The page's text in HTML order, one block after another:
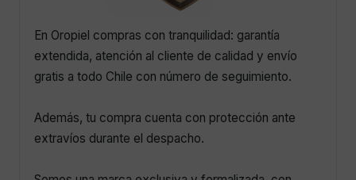
En Oropiel compras con tranquilidad: garantía
extendida, atención al cliente de calidad y envío
gratis a todo Chile con número de seguimiento.
Además, tu compra cuenta con protección ante
extravíos durante el despacho.